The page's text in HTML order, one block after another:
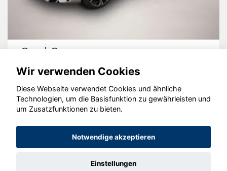
Opel Corsa
© konjunkturmotor.de GmbH 2020 - 2026
Wir verwenden Cookies
Diese Webseite verwendet Cookies und ähnliche
Technologien, um die Basisfunktion zu gewährleisten und
um Zusatzfunktionen zu bieten.
Notwendige akzeptieren
Einstellungen